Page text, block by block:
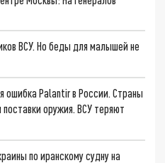
ВСУ. Но беды для малышей не
ошибка Palantir в России. Страны
оружия. ВСУ теряют
по иранскому судну на